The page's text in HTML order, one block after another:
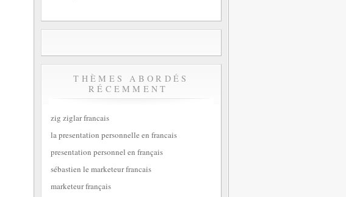
THÈMES ABORDÉS
RÉCEMMENT
zig ziglar francais
la presentation personnelle en francais
presentation personnel en français
sébastien le marketeur francais
marketeur français